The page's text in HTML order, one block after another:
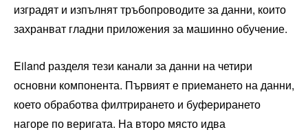
изградят и изпълнят тръбопроводите за данни, които
захранват гладни приложения за машинно обучение.
Eiland разделя тези канали за данни на четири
основни компонента. Първият е приемането на данни,
което обработва филтрирането и буферирането
нагоре по веригата. На второ място идва